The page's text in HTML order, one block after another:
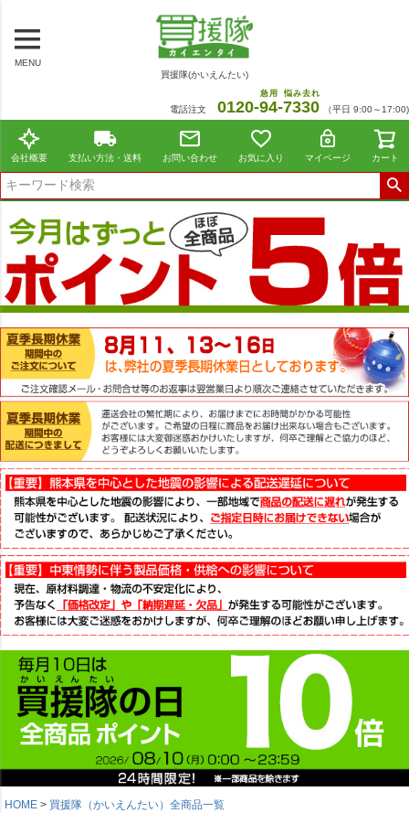
MENU
買援隊(かいえんたい)
電話注文 0120-94
急用
-7330
悩み去れ
（平日 9:00～17:00)
会社概要 支払い方法・送料 お問い合わせ お気に入り マイページ カート
HOME
買援隊（かいえんたい）全商品一覧